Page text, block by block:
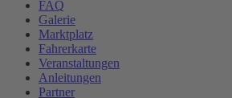
FAQ
Galerie
Marktplatz
Fahrerkarte
Veranstaltungen
Anleitungen
Partner